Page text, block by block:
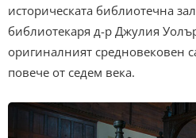
историческата библиотечна
библиотекаря д-р Джулия
оригиналният средновековен
повече от седем века.